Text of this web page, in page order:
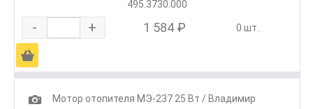
495.3730.000
- + 1 584 ₽ 0 шт.
Ä
1
Мотор отопителя МЭ-237 25 Вт / Владимир